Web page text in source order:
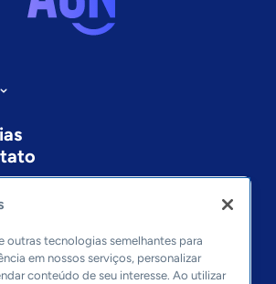
outras tecnologias semelhantes para
em nossos serviços, personalizar
conteúdo de seu interesse. Ao utilizar